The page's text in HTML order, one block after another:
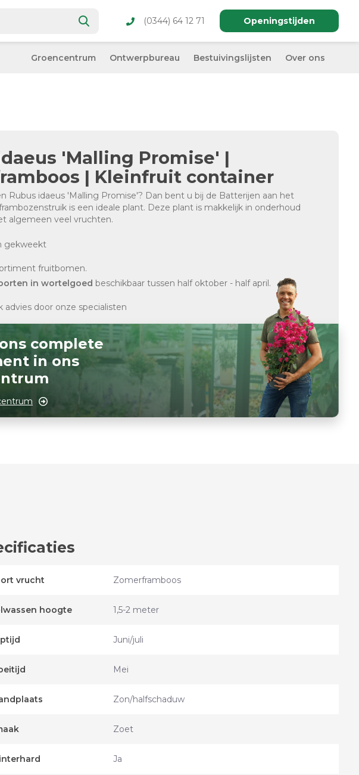
(0344) 64 12 71 Openingstijden
Groencentrum Ontwerpbureau Bestuivingslijsten Over ons
'Malling Promise' |
| Kleinfruit container
Rubus idaeus 'Malling Promise'? Dan bent u bij de Batterijen aan het
is een ideale plant. Deze plant is makkelijk in onderhoud
algemeen veel vruchten.
gekweekt
fruitbomen.
in wortelgoed beschikbaar tussen half oktober - half april.
advies door onze specialisten
complete
in ons
vrucht Zomerframboos
hoogte 1,5-2 meter
Juni/juli
Mei
Zon/halfschaduw
Zoet
Ja